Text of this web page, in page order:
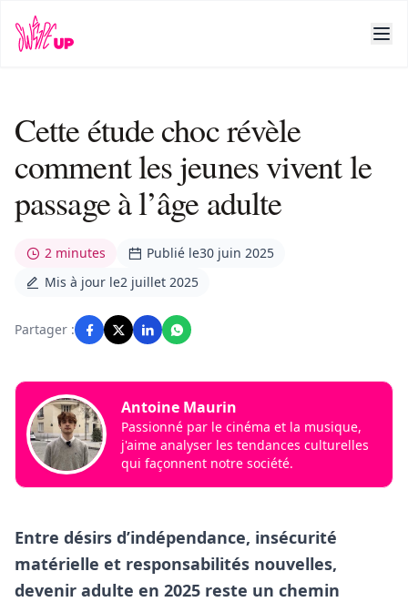
Cette étude choc révèle
comment les jeunes vivent le
passage à l’âge adulte
2 minutes Publié le30 juin 2025
Mis à jour le2 juillet 2025
Partager :
Antoine Maurin
Passionné par le cinéma et la musique,
j'aime analyser les tendances culturelles
qui façonnent notre société.
Entre désirs d’indépendance, insécurité
matérielle et responsabilités nouvelles,
devenir adulte en 2025 reste un chemin